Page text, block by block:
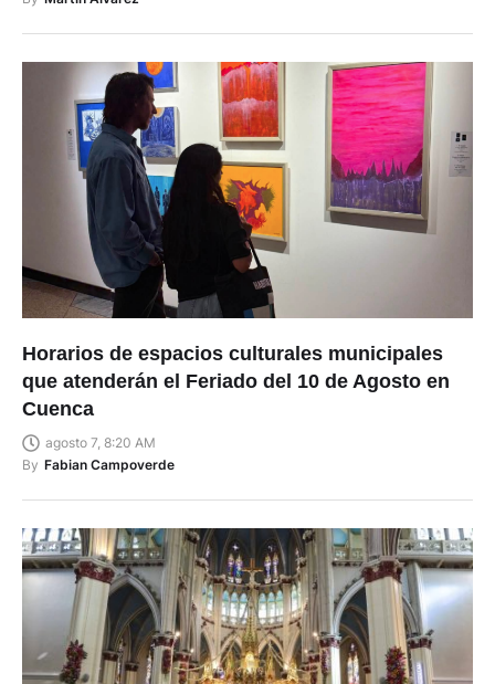
Horarios de espacios culturales municipales
que atenderán el Feriado del 10 de Agosto en
Cuenca
agosto 7, 8:20 AM
By Fabian Campoverde